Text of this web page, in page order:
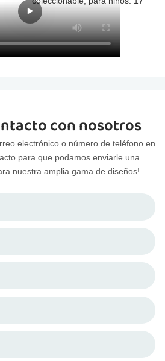
con nosotros
electrónico o número de teléfono en
para que podamos enviarle una
nuestra amplia gama de diseños!